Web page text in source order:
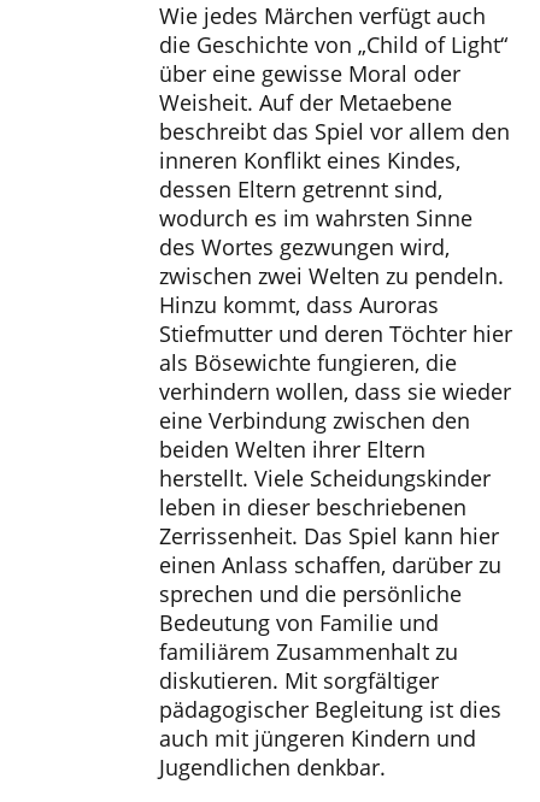
Wie jedes Märchen verfügt auch
die Geschichte von „Child of Light“
über eine gewisse Moral oder
Weisheit. Auf der Metaebene
beschreibt das Spiel vor allem den
inneren Konflikt eines Kindes,
dessen Eltern getrennt sind,
wodurch es im wahrsten Sinne
des Wortes gezwungen wird,
zwischen zwei Welten zu pendeln.
Hinzu kommt, dass Auroras
Stiefmutter und deren Töchter hier
als Bösewichte fungieren, die
verhindern wollen, dass sie wieder
eine Verbindung zwischen den
beiden Welten ihrer Eltern
herstellt. Viele Scheidungskinder
leben in dieser beschriebenen
Zerrissenheit. Das Spiel kann hier
einen Anlass schaffen, darüber zu
sprechen und die persönliche
Bedeutung von Familie und
familiärem Zusammenhalt zu
diskutieren. Mit sorgfältiger
pädagogischer Begleitung ist dies
auch mit jüngeren Kindern und
Jugendlichen denkbar.